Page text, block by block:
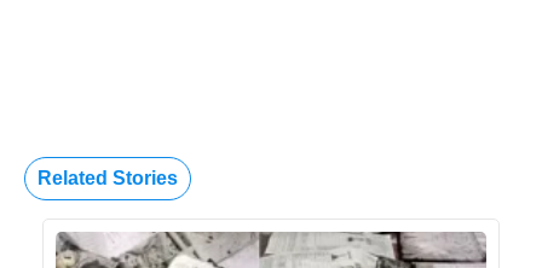
Related Stories